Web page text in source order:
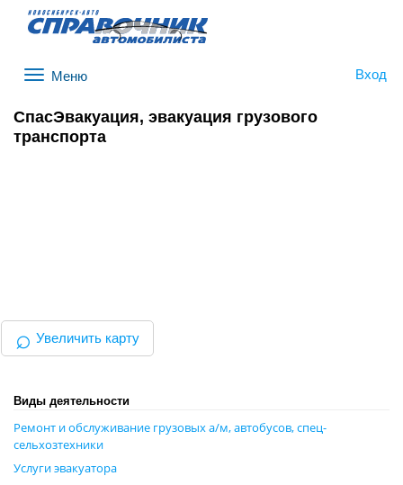
Вход
СпасЭвакуация, эвакуация грузового
транспорта
⌕ Увеличить карту
Виды деятельности
Ремонт и обслуживание грузовых а/м, автобусов, спец-
сельхозтехники
Услуги эвакуатора